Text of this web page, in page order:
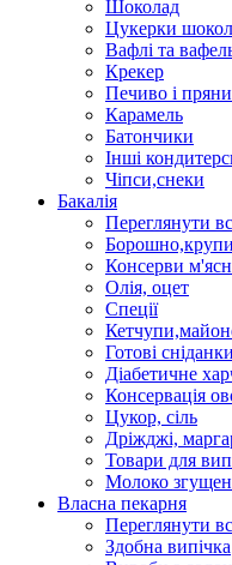
Шоколад
Цукерки
Вафлі та
Крекер
Печиво і
Карамель
Батончики
Інші
Чіпси,снеки
Бакалія
Переглянути
Консерви
Олія, оцет
Спеції
Готові
Діабетичне
Консервація
Цукор, сіль
Дріжджі,
Товари для
Молоко
Власна пекарня
Переглянути
Здобна випічка